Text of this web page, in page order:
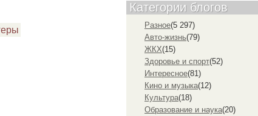
Категории блогов
Разное(5 297)
Авто-жизнь(79)
ЖКХ(15)
Здоровье и спорт(52)
Интересное(81)
Кино и музыка(12)
Культура(18)
Образование и наука(20)